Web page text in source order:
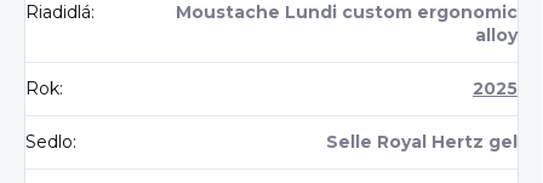
Riadidlá:
Moustache Lundi custom ergonomic
alloy
Rok: 2025
Sedlo: Selle Royal Hertz gel